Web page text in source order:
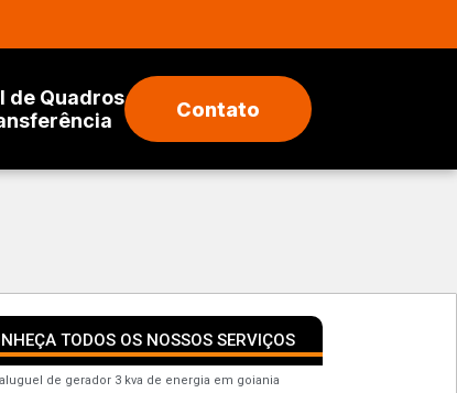
de Quadros
Contato
TODOS OS NOSSOS SERVIÇOS
aluguel de gerador 3 kva de energia em goiania